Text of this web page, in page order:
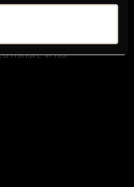
time før første
mindre vi har